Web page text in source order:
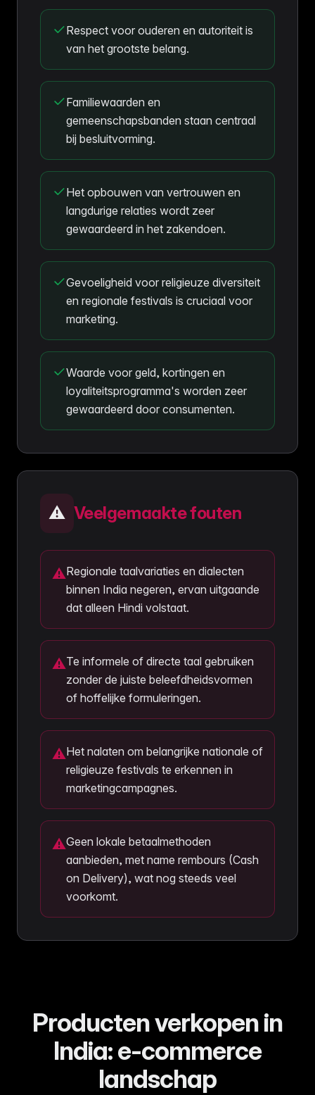
Respect voor ouderen en autoriteit is
van het grootste belang.
Familiewaarden en
gemeenschapsbanden staan centraal
bij besluitvorming.
Het opbouwen van vertrouwen en
langdurige relaties wordt zeer
gewaardeerd in het zakendoen.
Gevoeligheid voor religieuze diversiteit
en regionale festivals is cruciaal voor
marketing.
Waarde voor geld, kortingen en
loyaliteitsprogramma's worden zeer
gewaardeerd door consumenten.
⚠️ Veelgemaakte fouten
⚠Regionale taalvariaties en dialecten
binnen India negeren, ervan uitgaande
dat alleen Hindi volstaat.
⚠Te informele of directe taal gebruiken
zonder de juiste beleefdheidsvormen
of hoffelijke formuleringen.
⚠Het nalaten om belangrijke nationale of
religieuze festivals te erkennen in
marketingcampagnes.
⚠Geen lokale betaalmethoden
aanbieden, met name rembours (Cash
on Delivery), wat nog steeds veel
voorkomt.
Producten verkopen in
India: e-commerce
landschap